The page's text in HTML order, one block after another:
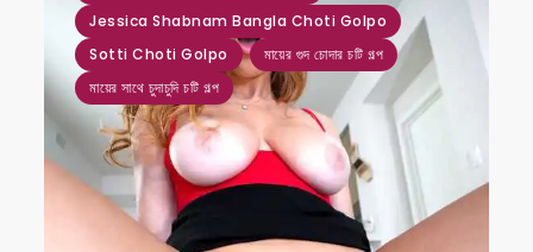
Jessica Shabnam Bangla Choti Golpo
Sotti Choti Golpo মায়ের গুদ চোদার চটি গল্প
মায়ের সাথে চুদাচুদি চটি গল্প